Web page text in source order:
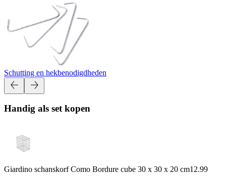
Schutting en hekbenodigdheden
Handig als set kopen
Giardino schanskorf Como Bordure cube 30 x 30 x 20 cm12.99